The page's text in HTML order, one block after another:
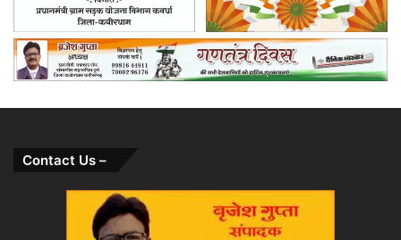
Contact Us –